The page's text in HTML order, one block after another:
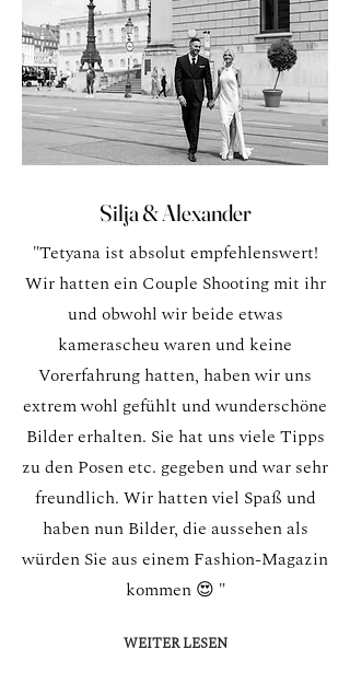
Silja & Alexander
"Tetyana ist absolut empfehlenswert!
Wir hatten ein Couple Shooting mit ihr
und obwohl wir beide etwas
kamerascheu waren und keine
Vorerfahrung hatten, haben wir uns
extrem wohl gefühlt und wunderschöne
Bilder erhalten. Sie hat uns viele Tipps
zu den Posen etc. gegeben und war sehr
freundlich. Wir hatten viel Spaß und
haben nun Bilder, die aussehen als
würden Sie aus einem Fashion-Magazin
kommen 😍 "
WEITER LESEN